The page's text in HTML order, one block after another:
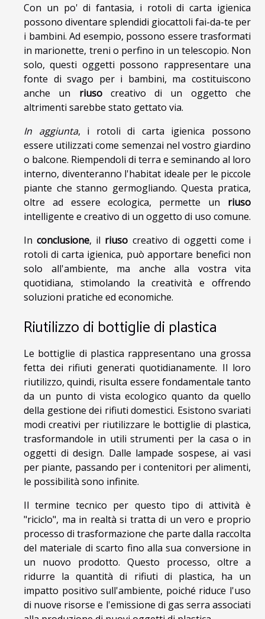
Con un po' di fantasia, i rotoli di carta igienica
possono diventare splendidi giocattoli fai-da-te per
i bambini. Ad esempio, possono essere trasformati
in marionette, treni o perfino in un telescopio. Non
solo, questi oggetti possono rappresentare una
fonte di svago per i bambini, ma costituiscono
anche un riusocreativo di un oggetto che
altrimenti sarebbe stato gettato via.
In aggiunta, i rotoli di carta igienica possono
essere utilizzati come semenzai nel vostro giardino
o balcone. Riempendoli di terra e seminando al loro
interno, diventeranno l'habitat ideale per le piccole
piante che stanno germogliando. Questa pratica,
oltre ad essere ecologica, permette un riuso
intelligente e creativo di un oggetto di uso comune.
Inconclusione, il riuso creativo di oggetti come i
rotoli di carta igienica, può apportare benefici non
solo all'ambiente, ma anche alla vostra vita
quotidiana, stimolando la creatività e offrendo
soluzioni pratiche ed economiche.
Riutilizzo di bottiglie di plastica
Le bottiglie di plastica rappresentano una grossa
fetta dei rifiuti generati quotidianamente. Il loro
riutilizzo, quindi, risulta essere fondamentale tanto
da un punto di vista ecologico quanto da quello
della gestione dei rifiuti domestici. Esistono svariati
modi creativi per riutilizzare le bottiglie di plastica,
trasformandole in utili strumenti per la casa o in
oggetti di design. Dalle lampade sospese, ai vasi
per piante, passando per i contenitori per alimenti,
le possibilità sono infinite.
Il termine tecnico per questo tipo di attività è
"riciclo", ma in realtà si tratta di un vero e proprio
processo di trasformazione che parte dalla raccolta
del materiale di scarto fino alla sua conversione in
un nuovo prodotto. Questo processo, oltre a
ridurre la quantità di rifiuti di plastica, ha un
impatto positivo sull'ambiente, poiché riduce l'uso
di nuove risorse e l'emissione di gas serra associati